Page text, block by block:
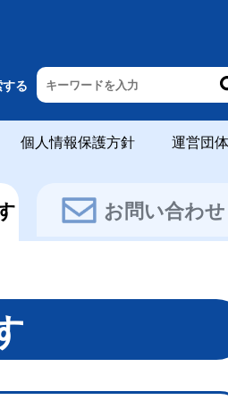
お問い合わせ
個人情報保護方針 運営団体
る